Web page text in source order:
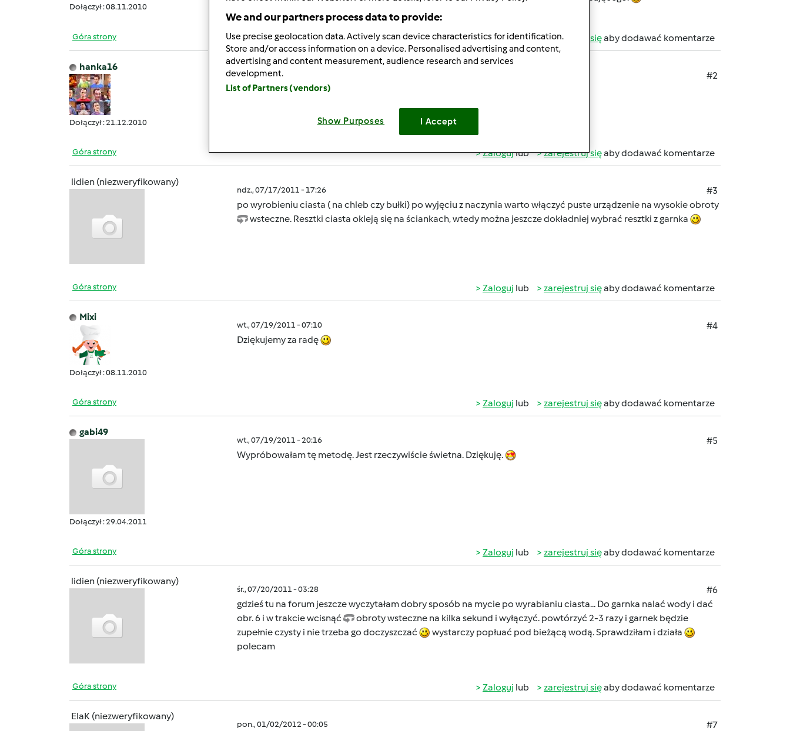
Dołączył : 08.11.2010
Góra strony Zalogujlub zarejestruj sięaby dodawać komentarze
hanka16
Dołączył : 21.12.2010
czw., 05/19/2011 - 08:17
#2
Na szczęście w porę odkryłam haczyk
Góra strony Zalogujlub zarejestruj sięaby dodawać komentarze
lidien (niezweryfikowany)
ndz., 07/17/2011 - 17:26
#3
po wyrobieniu ciasta ( na chleb czy bułki) po wyjęciu z naczynia warto włączyć puste urządzenie na wysokie obroty
wsteczne. Resztki ciasta okleją się na ściankach, wtedy można jeszcze dokładniej wybrać resztki z garnka
Góra strony Zaloguj lub zarejestruj sięaby dodawać komentarze
Mixi
Dołączył : 08.11.2010
wt., 07/19/2011 - 07:10
#4
Dziękujemy za radę
Góra strony Zaloguj lub zarejestruj sięaby dodawać komentarze
gabi49
Dołączył : 29.04.2011
wt., 07/19/2011 - 20:16
#5
Wypróbowałam tę metodę. Jest rzeczywiście świetna. Dziękuję.
Góra strony Zaloguj lub zarejestruj sięaby dodawać komentarze
lidien (niezweryfikowany)
śr., 07/20/2011 - 03:28
#6
gdzieś tu na forum jeszcze wyczytałam dobry sposób na mycie po wyrabianiu ciasta... Do garnka nalać wody i dać
obr. 6 i w trakcie wcisnąć
obroty wsteczne na kilka sekund i wyłączyć. powtórzyć 2-3 razy i garnek będzie
zupełnie czysty i nie trzeba go doczyszczać
wystarczy popłuać pod bieżącą wodą. Sprawdziłam i działa
polecam
Góra strony Zaloguj lub zarejestruj sięaby dodawać komentarze
ElaK (niezweryfikowany)
pon., 01/02/2012 - 00:05
#7
We and our partners process data to provide:
Use precise geolocation data. Actively scan device characteristics for identification.
Store and/or access information on a device. Personalised advertising and content,
advertising and content measurement, audience research and services
development.
List of Partners (vendors)
Show Purposes I Accept